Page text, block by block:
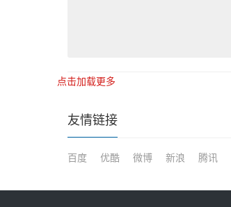
点击加载更多
友情链接
百度 优酷 微博 新浪 腾讯